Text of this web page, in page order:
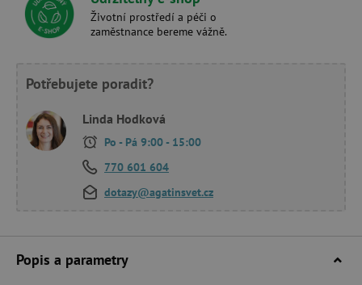
Životní prostředí a péči o
zaměstnance bereme vážně.
Potřebujete poradit?
Linda Hodková
Po - Pá 9:00 - 15:00
770 601 604
dotazy@agatinsvet.cz
Popis a parametry